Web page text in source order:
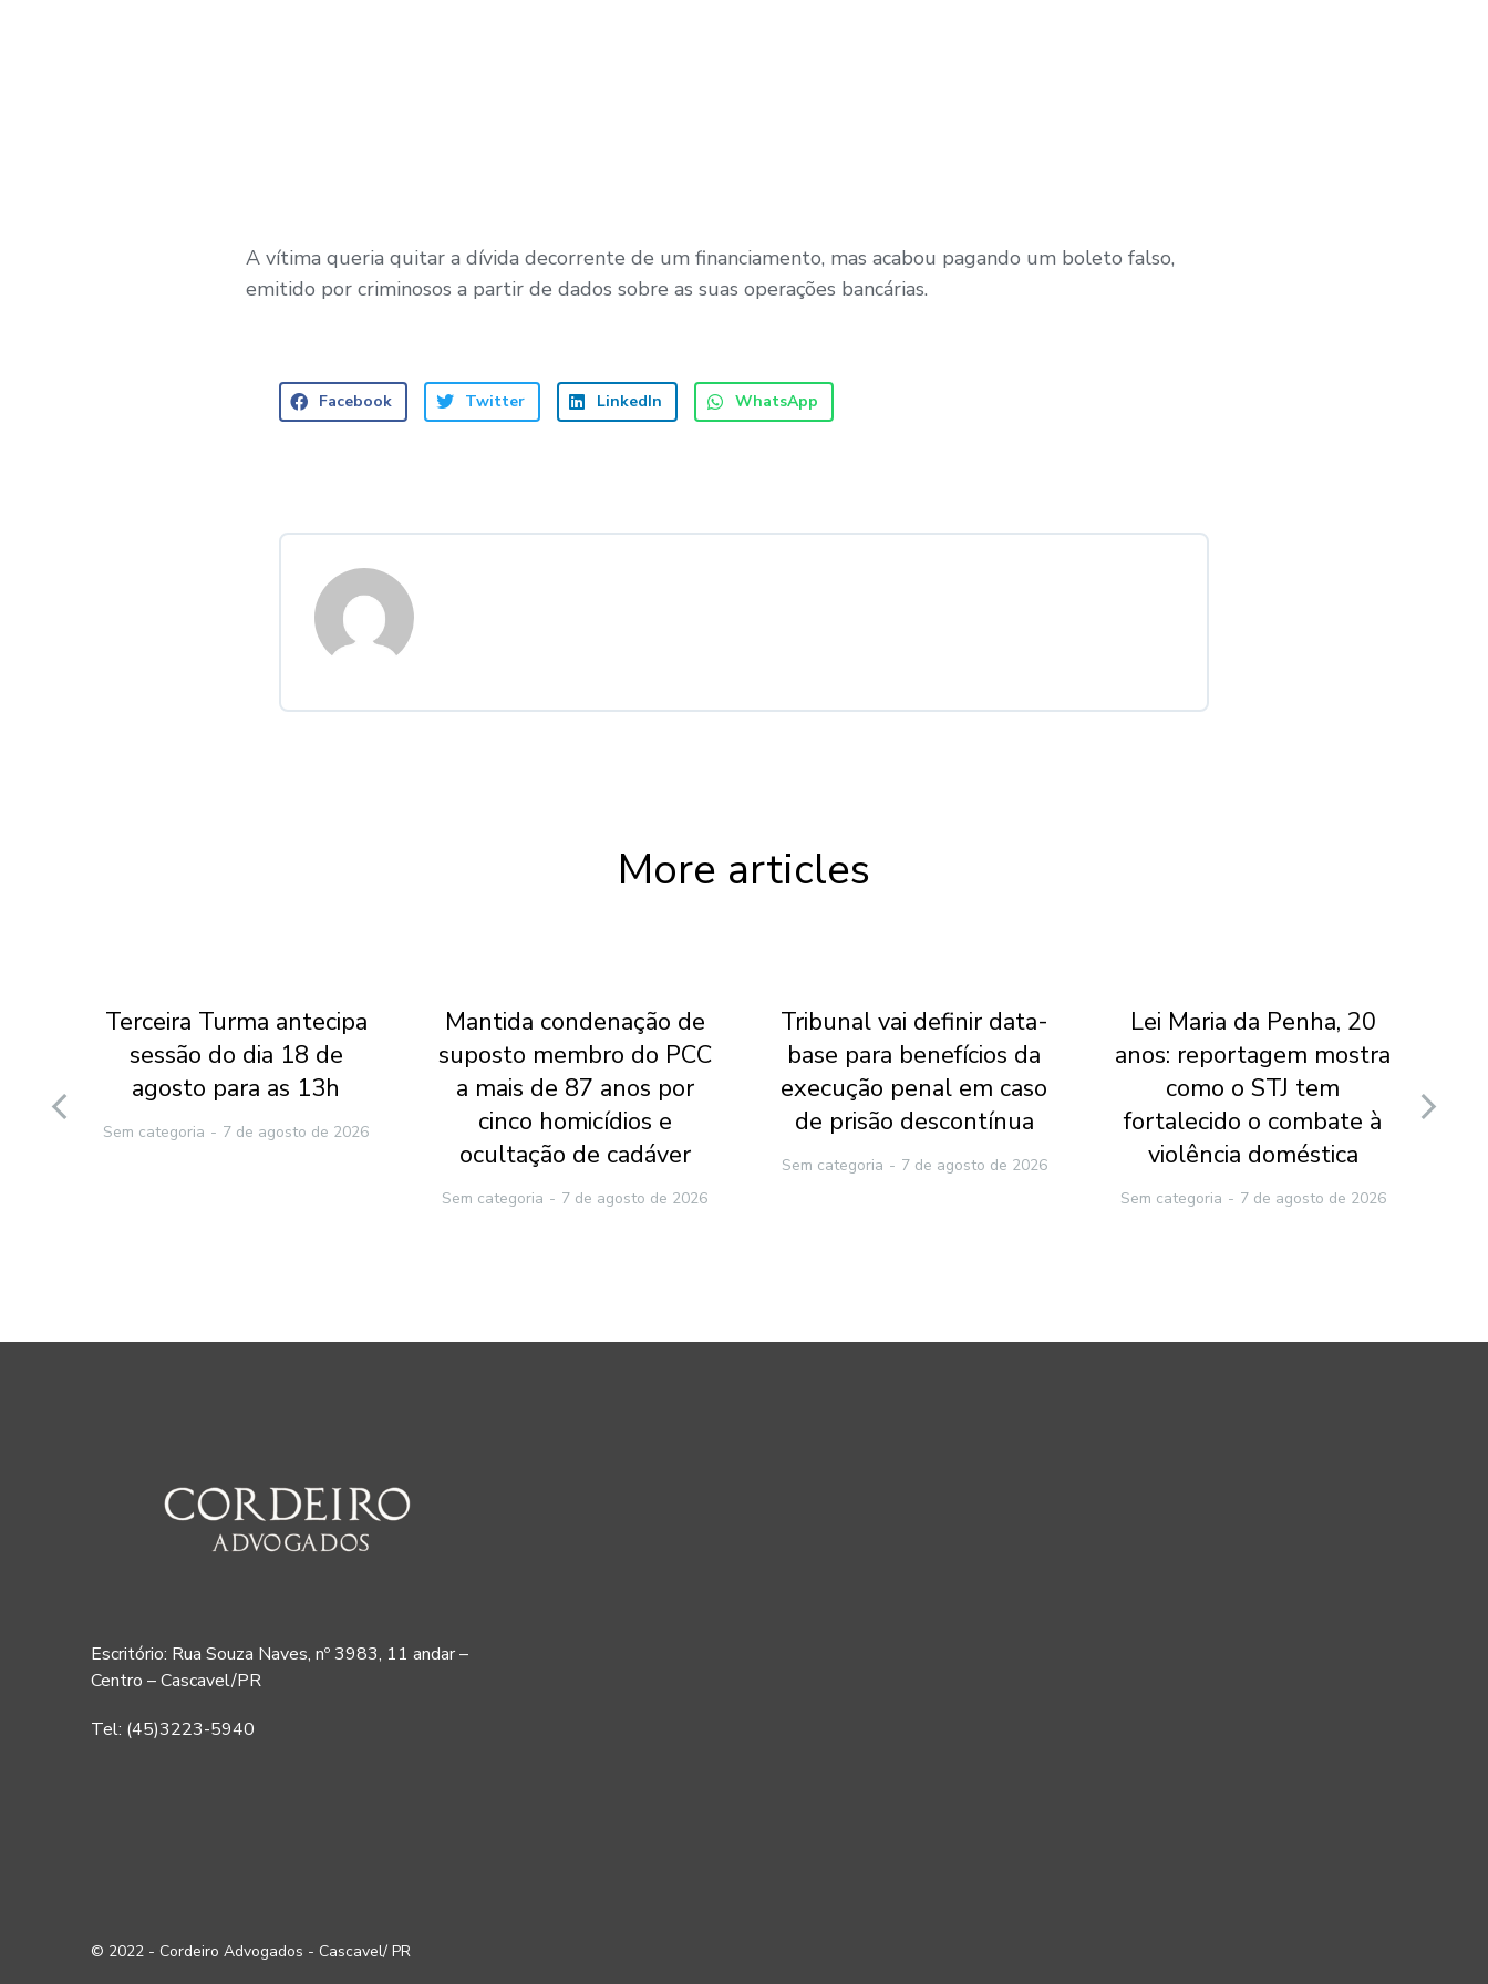
A vítima queria quitar a dívida decorrente de um financiamento, mas acabou pagando um boleto falso,
emitido por criminosos a partir de dados sobre as suas operações bancárias.
Facebook Twitter LinkedIn WhatsApp
More articles
Terceira Turma antecipa
sessão do dia 18 de
agosto para as 13h
Sem categoria 7 de agosto de 2026
Mantida condenação de
suposto membro do PCC
a mais de 87 anos por
cinco homicídios e
ocultação de cadáver
Sem categoria 7 de agosto de 2026
Tribunal vai definir data-
base para benefícios da
execução penal em caso
de prisão descontínua
Sem categoria 7 de agosto de 2026
Lei Maria da Penha, 20
anos: reportagem mostra
como o STJ tem
fortalecido o combate à
violência doméstica
Sem categoria 7 de agosto de 2026
Escritório: Rua Souza Naves, nº 3983, 11 andar –
Centro – Cascavel/PR
Tel: (45)3223-5940
© 2022 - Cordeiro Advogados - Cascavel/ PR